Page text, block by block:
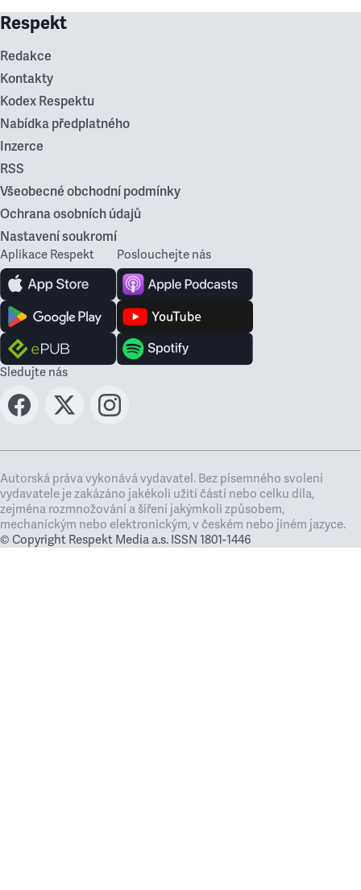
Respekt
Redakce
Kontakty
Kodex Respektu
Nabídka předplatného
Inzerce
RSS
Všeobecné obchodní podmínky
Ochrana osobních údajů
Nastavení soukromí
Aplikace Respekt Poslouchejte nás
Sledujte nás
Autorská práva vykonává vydavatel. Bez písemného svolení
vydavatele je zakázáno jakékoli užití částí nebo celku díla,
zejména rozmnožování a šíření jakýmkoli způsobem,
mechanickým nebo elektronickým, v českém nebo jiném jazyce.
© Copyright Respekt Media a.s. ISSN 1801-1446